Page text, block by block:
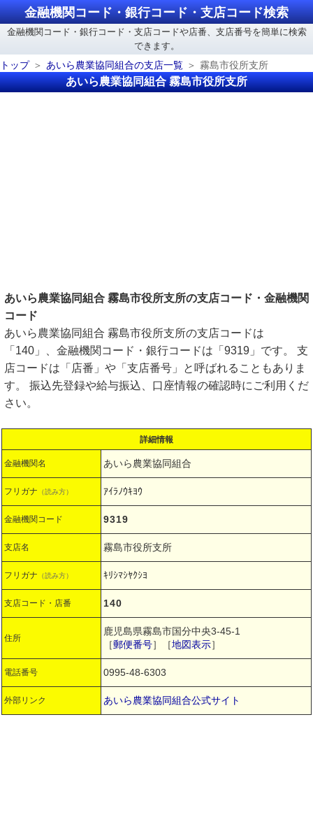
金融機関コード・銀行コード・支店コード検索
金融機関コード・銀行コード・支店コードや店番、支店番号を簡単に検索
できます。
トップ
あいら農業協同組合の支店一覧 霧島市役所支所
あいら農業協同組合 霧島市役所支所
あいら農業協同組合 霧島市役所支所の支店コード・金融機関
コード
あいら農業協同組合 霧島市役所支所の支店コードは
「140」、金融機関コード・銀行コードは「9319」です。 支
店コードは「店番」や「支店番号」と呼ばれることもありま
す。 振込先登録や給与振込、口座情報の確認時にご利用くだ
さい。
詳細情報
金融機関名 あいら農業協同組合
フリガナ （読み方） ｱｲﾗﾉｳｷﾖｳ
金融機関コード 9319
支店名 霧島市役所支所
フリガナ （読み方） ｷﾘｼﾏｼﾔｸｼﾖ
支店コード・店番 140
住所
鹿児島県霧島市国分中央3-45-1
［郵便番号］［地図表示］
電話番号 0995-48-6303
外部リンク あいら農業協同組合公式サイト